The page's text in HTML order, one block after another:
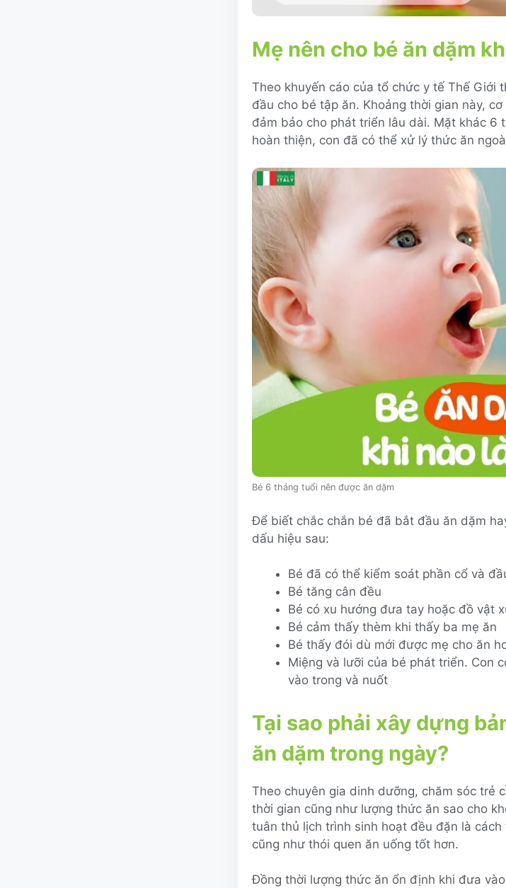
Mẹ nên cho bé ăn dặm
Theo khuyến cáo của tổ chức y tế Thế Giới
đầu cho bé tập ăn. Khoảng thời gian này,
đảm bảo cho phát triển lâu dài. Mặt khác 6
hoàn thiện, con đã có thể xử lý thức ăn
Bé 6 tháng tuổi nên được ăn dặm
Để biết chắc chắn bé đã bắt đầu ăn dặm
dấu hiệu sau:
Bé đã có thể kiểm soát phần cổ và
Bé tăng cân đều
Bé có xu hướng đưa tay hoặc đồ vật
Bé cảm thấy thèm khi thấy ba mẹ ăn
Bé thấy đói dù mới được mẹ cho ăn
Miệng và lưỡi của bé phát triển. Con
vào trong và nuốt
Tại sao phải xây dựng
ăn dặm trong ngày?
Theo chuyên gia dinh dưỡng, chăm sóc trẻ
thời gian cũng như lượng thức ăn sao cho
tuân thủ lịch trình sinh hoạt đều đặn là
cũng như thói quen ăn uống tốt hơn.
Đồng thời lượng thức ăn ổn định khi đưa